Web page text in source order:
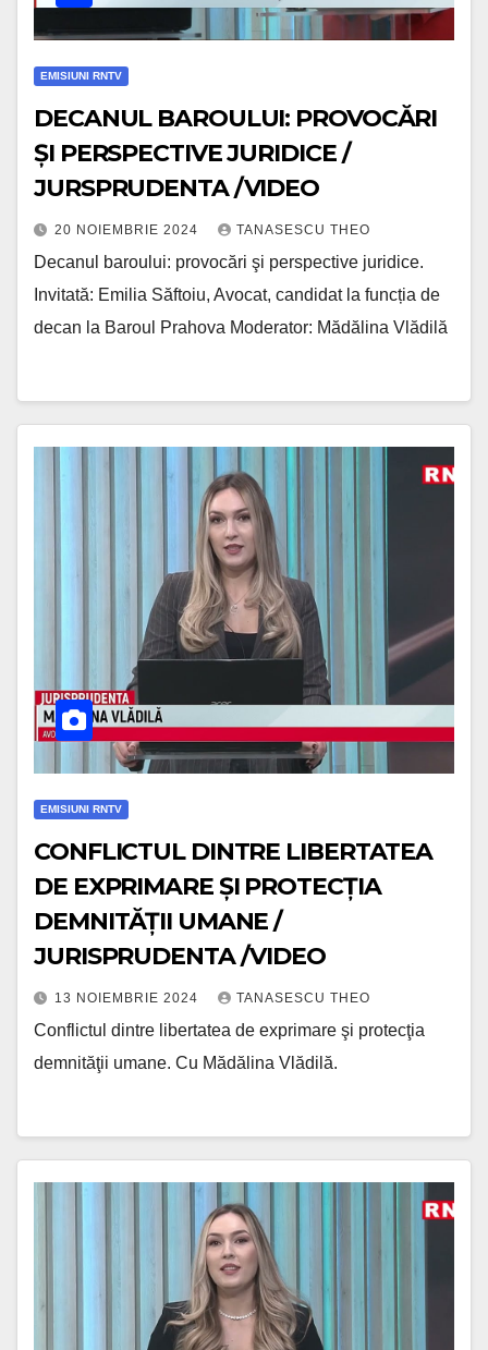
EMISIUNI RNTV
DECANUL BAROULUI: PROVOCĂRI
ȘI PERSPECTIVE JURIDICE /
JURSPRUDENTA /VIDEO
20 NOIEMBRIE 2024 TANASESCU THEO
Decanul baroului: provocări şi perspective juridice.
Invitată: Emilia Săftoiu, Avocat, candidat la funcția de
decan la Baroul Prahova Moderator: Mădălina Vlădilă
EMISIUNI RNTV
CONFLICTUL DINTRE LIBERTATEA
DE EXPRIMARE ȘI PROTECȚIA
DEMNITĂȚII UMANE /
JURISPRUDENTA /VIDEO
13 NOIEMBRIE 2024 TANASESCU THEO
Conflictul dintre libertatea de exprimare şi protecţia
demnităţii umane. Cu Mădălina Vlădilă.